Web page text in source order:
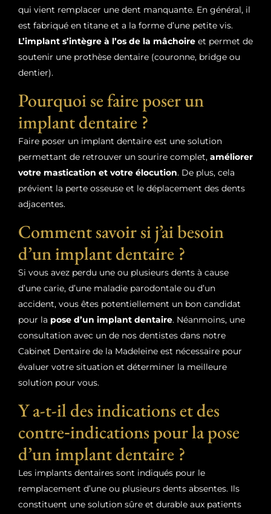
qui vient remplacer une dent manquante. En général, il
est fabriqué en titane et a la forme d’une petite vis.
L’implant s’intègre à l’os de la mâchoire et permet de
soutenir une prothèse dentaire (couronne, bridge ou
dentier).
Pourquoi se faire poser un
implant dentaire ?
Faire poser un implant dentaire est une solution
permettant de retrouver un sourire complet, améliorer
votre mastication et votre élocution. De plus, cela
prévient la perte osseuse et le déplacement des dents
adjacentes.
Comment savoir si j’ai besoin
d’un implant dentaire ?
Si vous avez perdu une ou plusieurs dents à cause
d’une carie, d’une maladie parodontale ou d’un
accident, vous êtes potentiellement un bon candidat
pour la pose d’un implant dentaire. Néanmoins, une
consultation avec un de nos dentistes dans notre
Cabinet Dentaire de la Madeleine est nécessaire pour
évaluer votre situation et déterminer la meilleure
solution pour vous.
Y a-t-il des indications et des
contre‑indications pour la pose
d’un implant dentaire ?
Les implants dentaires sont indiqués pour le
remplacement d’une ou plusieurs dents absentes. Ils
constituent une solution sûre et durable aux patients